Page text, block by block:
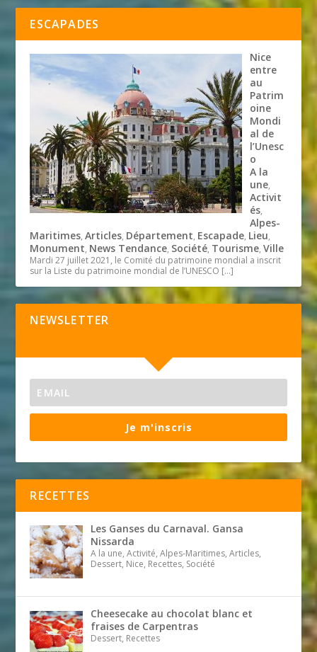
ESCAPADES
Nice
entre
au
Patrim
oine
Mondi
al de
l’Unesc
o
A la
une,
Activit
és,
Alpes-
Maritimes,Articles, Département, Escapade, Lieu,
Monument, News Tendance, Société, Tourisme,Ville
Mardi 27 juillet 2021, le Comité du patrimoine mondial a inscrit
sur la Liste du patrimoine mondial de l’UNESCO […]
NEWSLETTER
Je m'inscris
RECETTES
Les Ganses du Carnaval. Gansa
Nissarda
A la une, Activité, Alpes-Maritimes, Articles,
Dessert, Nice, Recettes, Société
Cheesecake au chocolat blanc et
fraises de Carpentras
Dessert, Recettes